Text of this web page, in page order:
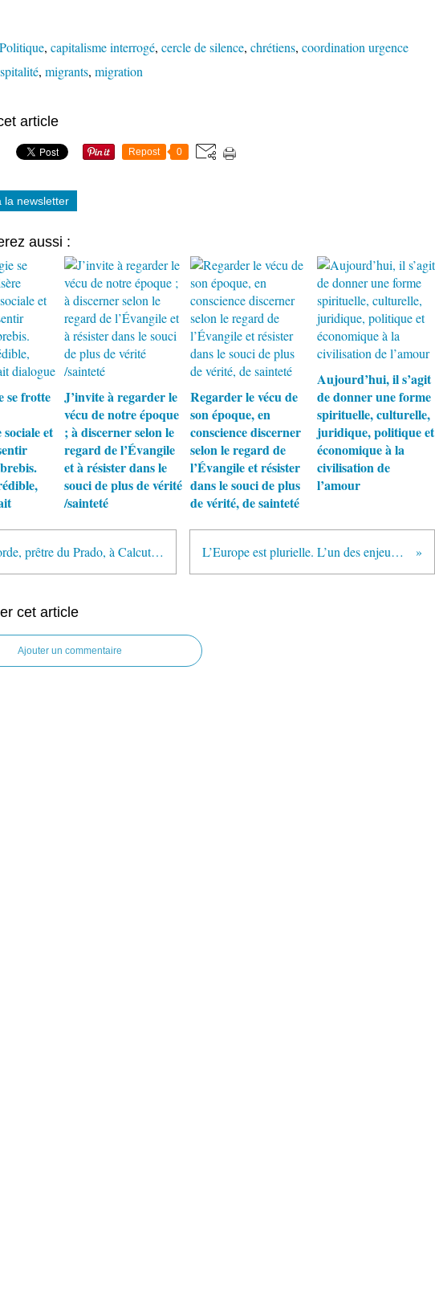
Politique, capitalisme interrogé, cercle de silence, chrétiens, coordination urgence
, migrants, migration
article
Repost 0
la newsletter
aussi :
se frotte
et
J’invite à regarder le
vécu de notre époque
; à discerner selon le
regard de l’Évangile
et à résister dans le
souci de plus de vérité
/sainteté
Regarder le vécu de
son époque, en
conscience discerner
selon le regard de
l’Évangile et résister
dans le souci de plus
de vérité, de sainteté
Aujourd’hui, il s’agit
de donner une forme
spirituelle, culturelle,
juridique, politique et
économique à la
civilisation de
l’amour
F. Laborde, prêtre du Prado, à Calcutta : J'étais venu en Inde pour évangéliser les pauvres mais ce sont les pauvres qui m'ont évangélisé L’Europe est plurielle. L’un des enjeux de l’Union est d’articuler sa grande diversité avec une vision commune de son avenir, ouverte à tous
cet article
Ajouter un commentaire